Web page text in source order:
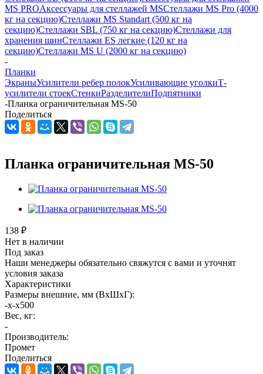
MS PROАксессуары для стеллажей MSСтеллажи MS Pro (4000
кг на секцию)Стеллажи MS Standart (500 кг на
секцию)Стеллажи SBL (750 кг на секцию)Стеллажи для
хранения шинСтеллажи ES легкие (120 кг на
секцию)Стеллажи MS U (2000 кг на секцию)
-
Планки
ЭкраныУсилители ребер полокУсиливающие уголкиТ-
усилители стоекСтенкиРазделителиПодпятники
-Планка ограничительная MS-50
Поделиться
Планка ограничительная MS-50
138 ₽
Нет в наличии
Под заказ
Наши менеджеры обязательно свяжутся с вами и уточнят
условия заказа
Характеристики
Размеры внешние, мм (ВхШхГ):
-x-x500
Вес, кг:
-
Производитель:
Промет
Поделиться